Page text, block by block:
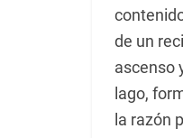
de un
ascenso
lago,
la razón